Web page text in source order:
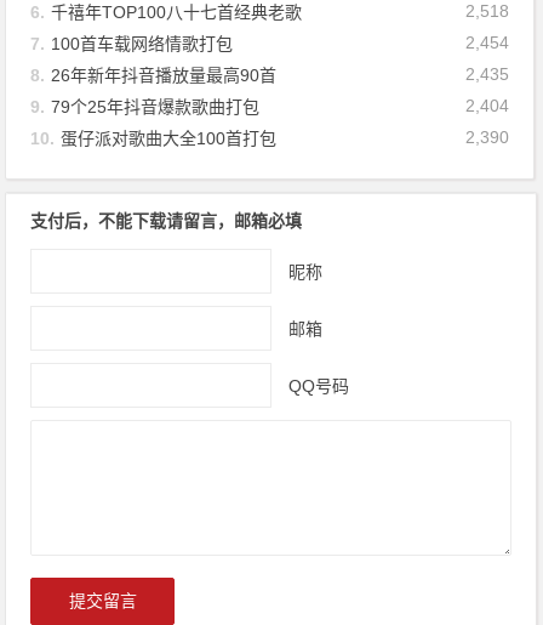
2,518
6. 千禧年TOP100八十七首经典老歌
2,454
7. 100首车载网络情歌打包
2,435
8. 26年新年抖音播放量最高90首
2,404
9. 79个25年抖音爆款歌曲打包
2,390
10. 蛋仔派对歌曲大全100首打包
支付后，不能下载请留言，邮箱必填
昵称
邮箱
QQ号码